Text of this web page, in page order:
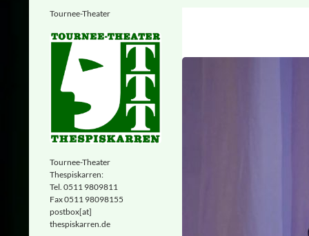
Tournee-Theater
Tournee-Theater
Thespiskarren:
Tel. 0511 9809811
Fax 0511 98098155
postbox[at]
thespiskarren.de